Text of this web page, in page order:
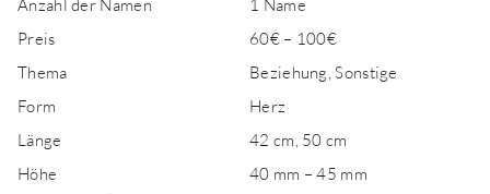
Anzahl der Namen
1 Name
Preis
60€ – 100€
Thema
Beziehung, Sonstige
Form
Herz
Länge
42 cm, 50 cm
Höhe
40 mm – 45 mm